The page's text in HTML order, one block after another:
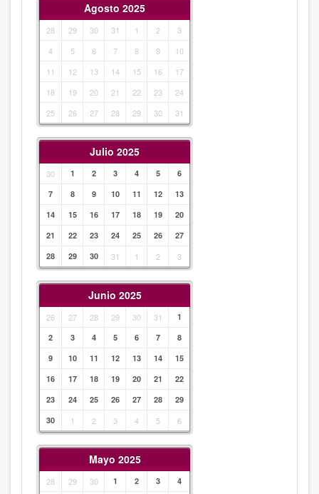
Agosto 2025
28 29 30 31 1 2
3
4
5 6 7 8 9
10
11
12 13 14 15 16
17
18
19 20 21 22 23
24
25
26 27 28 29 30 31
Julio 2025
30 1 2 3 4 5
6
7
8 9 10 11 12
13
14
15 16 17 18 19
20
21
22 23 24 25 26
27
28
29 30 31 1 2 3
Junio 2025
26 27 28 29 30 31
1
2
3 4 5 6 7
8
9
10 11 12 13 14
15
16
17 18 19 20 21
22
23
24 25 26 27 28
29
30
1 2 3 4 5 6
Mayo 2025
28 29 30 1 2 3 4